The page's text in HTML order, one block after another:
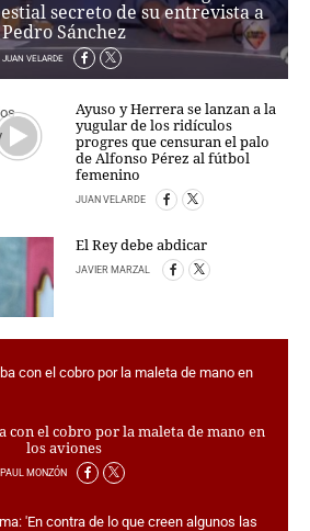
secreto de su entrevista a
Pedro Sánchez
JUAN VELARDE
Ayuso y Herrera se lanzan a la
yugular de los ridículos
progres que censuran el palo
de Alfonso Pérez al fútbol
femenino
JUAN VELARDE
El Rey debe abdicar
JAVIER MARZAL
con el cobro por la maleta de mano en
los aviones
PAUL MONZÓN